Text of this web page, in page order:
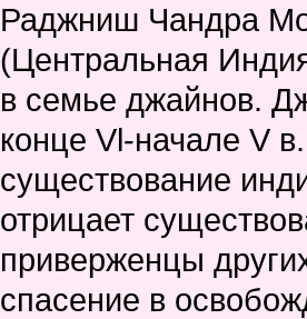
Раджниш Чандра
(Центральная
в семье джайнов.
конце Vl-начале V
существование
отрицает
приверженцы
спасение в